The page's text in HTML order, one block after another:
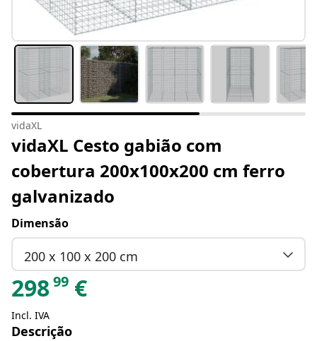
vidaXL
vidaXL Cesto gabião com
cobertura 200x100x200 cm ferro
galvanizado
Dimensão
200 x 100 x 200 cm
29899 €
Incl. IVA
Descrição